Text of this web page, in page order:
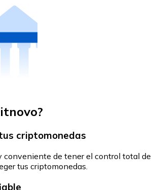
criptomonedas
conveniente de tener el control total de
tus criptomonedas.